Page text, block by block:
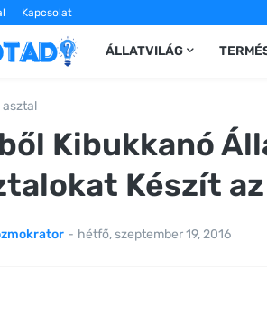
Kapcsolat
ÁLLATVILÁG
asztal
Kibukkanó
Készít
- hétfő, szeptember 19, 2016